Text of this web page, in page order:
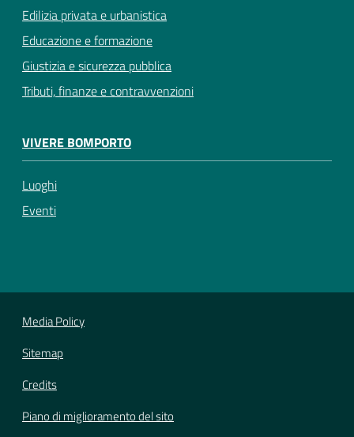
Edilizia privata e urbanistica
Educazione e formazione
Giustizia e sicurezza pubblica
Tributi, finanze e contravvenzioni
VIVERE BOMPORTO
Luoghi
Eventi
Media Policy
Sitemap
Credits
Piano di miglioramento del sito